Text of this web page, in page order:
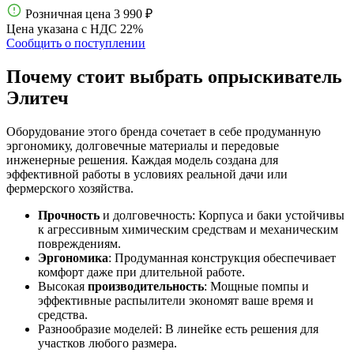
Розничная цена 3 990 ₽
Цена указана с НДС 22%
Сообщить о поступлении
Почему стоит выбрать опрыскиватель
Элитеч
Оборудование этого бренда сочетает в себе продуманную
эргономику, долговечные материалы и передовые
инженерные решения. Каждая модель создана для
эффективной работы в условиях реальной дачи или
фермерского хозяйства.
Прочность и долговечность: Корпуса и баки устойчивы
к агрессивным химическим средствам и механическим
повреждениям.
Эргономика: Продуманная конструкция обеспечивает
комфорт даже при длительной работе.
Высокая производительность: Мощные помпы и
эффективные распылители экономят ваше время и
средства.
Разнообразие моделей: В линейке есть решения для
участков любого размера.